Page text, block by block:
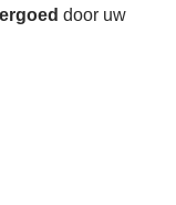
door uw